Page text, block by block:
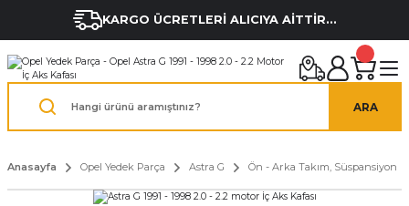
KARGO ÜCRETLERİ ALICIYA AİTTİR...
ARA
Anasayfa Opel Yedek Parça Astra G Ön - Arka Takım, Süspansiyon